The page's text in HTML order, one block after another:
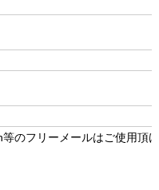
のフリーメールはご使用頂